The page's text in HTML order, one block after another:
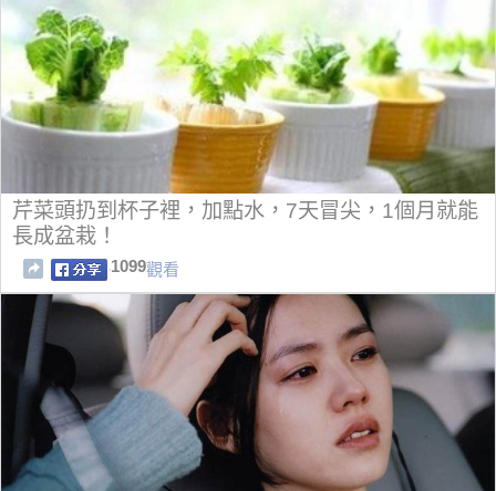
芹菜頭扔到杯子裡，加點水，7天冒尖，1個月就能
長成盆栽！
1099觀看